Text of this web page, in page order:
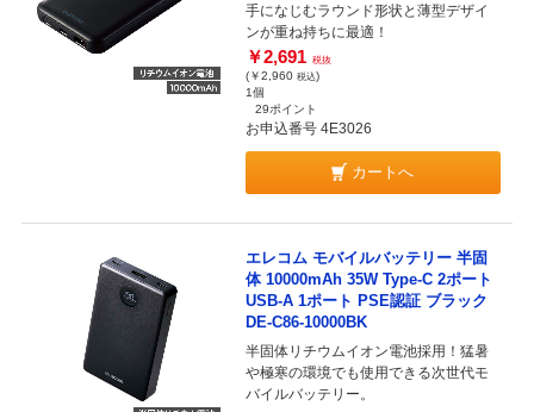
手になじむラウンド形状と薄型デザイ
ンが重ね持ちに最適！
￥2,691 税抜
(￥2,960 税込)
1個
29ポイント
お申込番号 4E3026
カートへ
エレコム モバイルバッテリー 半固
体 10000mAh 35W Type-C 2ポート
USB-A 1ポート PSE認証 ブラック
DE-C86-10000BK
半固体リチウムイオン電池採用！猛暑
や極寒の環境でも使用できる次世代モ
バイルバッテリー。